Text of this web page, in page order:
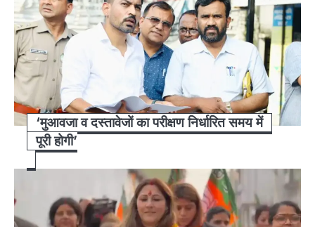
‘मुआवजा व दस्तावेजों का परीक्षण निर्धारित समय में
पूरी होगी’